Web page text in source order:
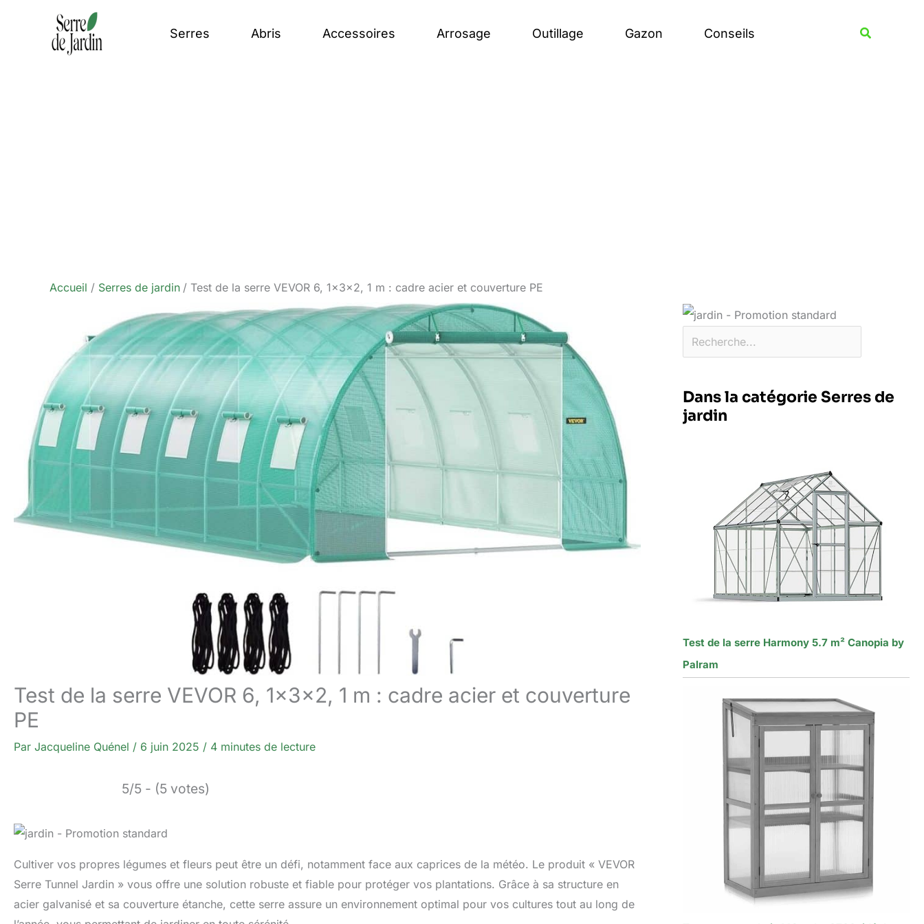
Serres Abris Accessoires Arrosage Outillage Gazon Conseils
Accueil Serres de jardin Test de la serre VEVOR 6, 1x3x2, 1 m : cadre acier et couverture PE
Test de la serre VEVOR 6, 1x3x2, 1 m : cadre acier et couverture
PE
Par Jacqueline Quénel / 6 juin 2025 / 4 minutes de lecture
5/5 - (5 votes)
Cultiver vos propres légumes et fleurs peut être un défi, notamment face aux caprices de la météo. Le produit « VEVOR
Serre Tunnel Jardin » vous offre une solution robuste et fiable pour protéger vos plantations. Grâce à sa structure en
acier galvanisé et sa couverture étanche, cette serre assure un environnement optimal pour vos cultures tout au long de
Dans la catégorie Serres de
jardin
Test de la serre Harmony 5.7 m² Canopia by
Palram